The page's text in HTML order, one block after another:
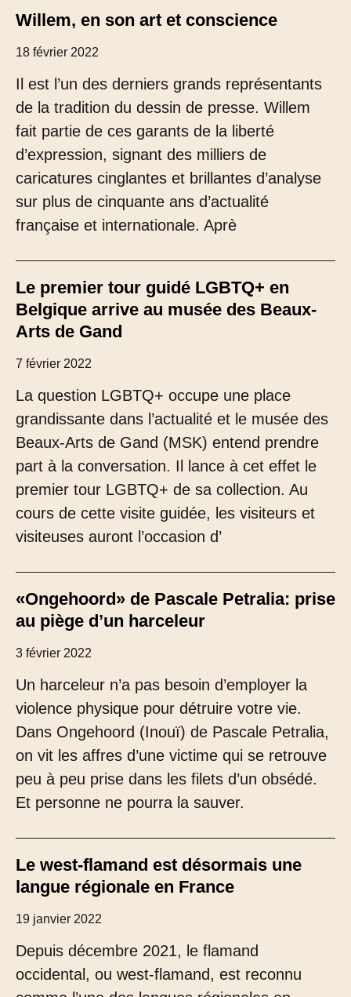
Willem, en son art et conscience
18 février 2022
Il est l’un des derniers grands représentants
de la tradition du dessin de presse. Willem
fait partie de ces garants de la liberté
d’expression, signant des milliers de
caricatures cinglantes et brillantes d’analyse
sur plus de cinquante ans d’actualité
française et internationale. Aprè
Le premier tour guidé LGBTQ+ en
Belgique arrive au musée des Beaux-
Arts de Gand
7 février 2022
La question LGBTQ+ occupe une place
grandissante dans l’actualité et le musée des
Beaux-Arts de Gand (MSK) entend prendre
part à la conversation. Il lance à cet effet le
premier tour LGBTQ+ de sa collection. Au
cours de cette visite guidée, les visiteurs et
visiteuses auront l’occasion d’
«Ongehoord» de Pascale Petralia: prise
au piège d’un harceleur
3 février 2022
Un harceleur n’a pas besoin d’employer la
violence physique pour détruire votre vie.
Dans Ongehoord (Inouï) de Pascale Petralia,
on vit les affres d’une victime qui se retrouve
peu à peu prise dans les filets d’un obsédé.
Et personne ne pourra la sauver.
Le west-flamand est désormais une
langue régionale en France
19 janvier 2022
Depuis décembre 2021, le flamand
occidental, ou west-flamand, est reconnu